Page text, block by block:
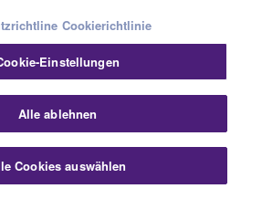
färbungsfrei und klangtreu
kompakten Pulte der QL-Serie
jene natürliche Klangbasis, für die
gelobt wurde. Alle Details - von der
Anschlusspositionen, die
die Erdung bis hin zu den
- wurden mit größtmöglicher
und zu einem System
Cookierichtlinie
Einstellungen
Alle ablehnen
Cookies auswählen